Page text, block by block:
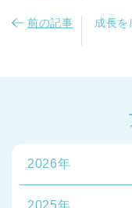
前の記事
成長
2026年
2025年